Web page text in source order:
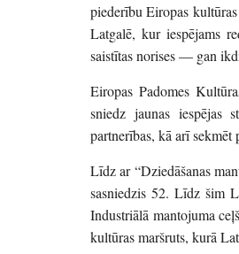
piederību Eiropas
Latgalē, kur iespējams
saistītas norises — gan
Eiropas Padomes
sniedz jaunas iespējas
partnerības, kā arī
Līdz ar “Dziedāšanas
sasniedzis 52. Līdz šim
Industriālā mantojuma
kultūras maršruts, kurā